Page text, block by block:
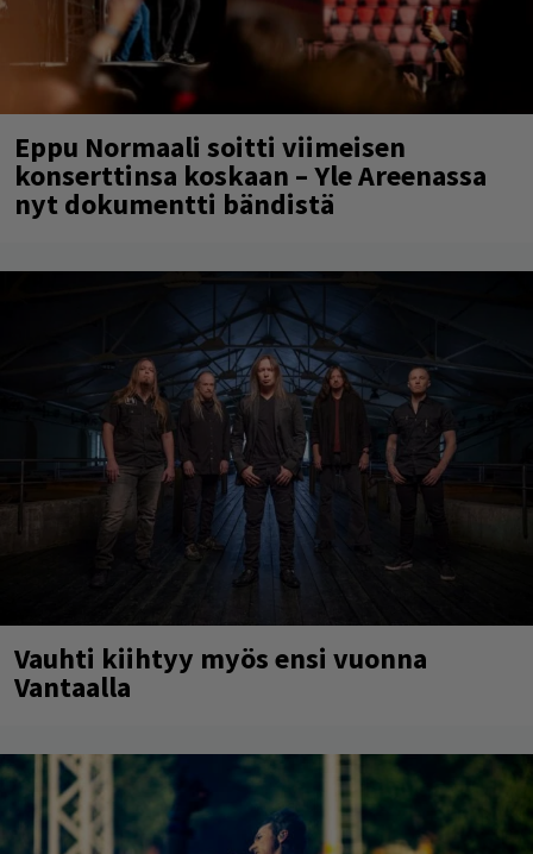
Eppu Normaali soitti viimeisen
konserttinsa koskaan – Yle Areenassa
nyt dokumentti bändistä
Vauhti kiihtyy myös ensi vuonna
Vantaalla